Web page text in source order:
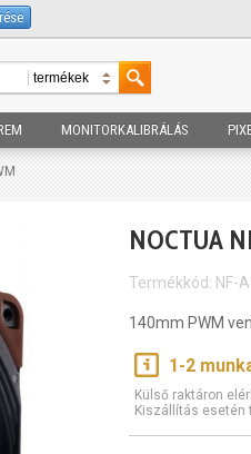
MONITORKALIBRÁLÁS
NOCTUA
Termékkód: NF-
140mm PWM
1-2
Külső raktáron
Kiszállítás esetén